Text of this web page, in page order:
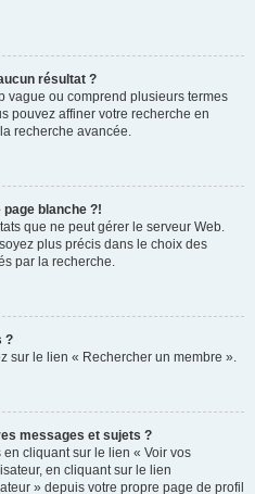
résultat ?
vague ou comprend plusieurs termes
pouvez affiner votre recherche en
recherche avancée.
blanche ?!
que ne peut gérer le serveur Web.
plus précis dans le choix des
par la recherche.
?
sur le lien « Rechercher un membre ».
messages et sujets ?
cliquant sur le lien « Voir vos
en cliquant sur le lien
» depuis votre propre page de profil